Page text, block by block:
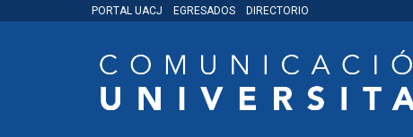
PORTAL UACJ EGRESADOS DIRECTORIO